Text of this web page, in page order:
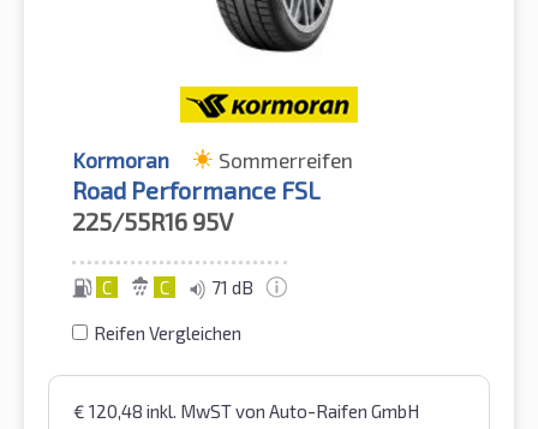
Kormoran Sommerreifen
Road Performance FSL
225/55R16 95V
C C 71 dB
Reifen Vergleichen
€ 120,48 inkl. MwSTvon Auto-Raifen GmbH